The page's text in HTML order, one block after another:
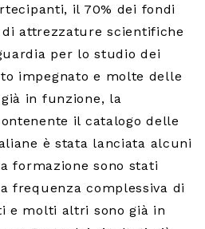
il 70% dei fondi
attrezzature scientifiche
per lo studio dei
impegnato e molte delle
in funzione, la
il catalogo delle
è stata lanciata alcuni
formazione sono stati
frequenza complessiva di
e molti altri sono già in